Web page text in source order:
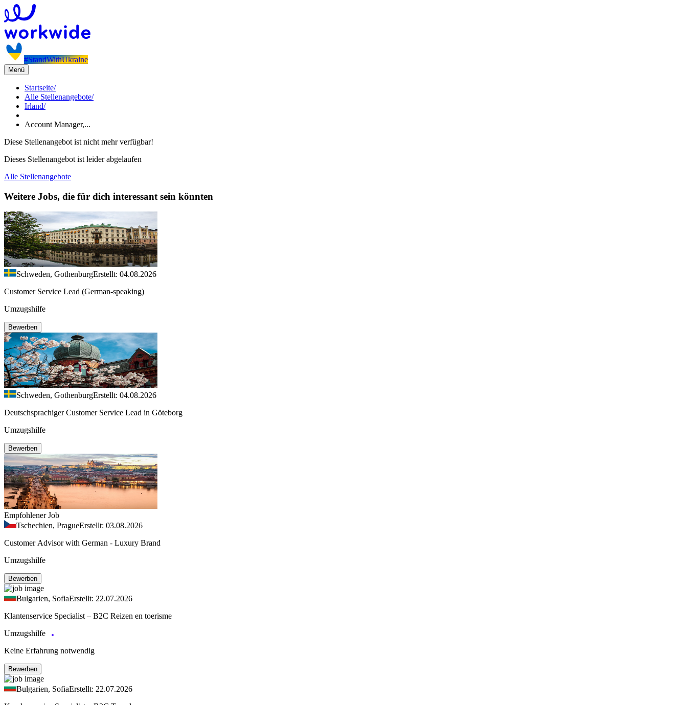
#StandWithUkraine
Menü
Startseite/
Alle Stellenangebote/
Irland/
Account Manager,...
Diese Stellenangebot ist nicht mehr verfügbar!
Dieses Stellenangebot ist leider abgelaufen
Alle Stellenangebote
Weitere Jobs, die für dich interessant sein könnten
Schweden, GothenburgErstellt: 04.08.2026
Customer Service Lead (German-speaking)
Umzugshilfe
Bewerben
Schweden, GothenburgErstellt: 04.08.2026
Deutschsprachiger Customer Service Lead in Göteborg
Umzugshilfe
Bewerben
Empfohlener Job
Tschechien, PragueErstellt: 03.08.2026
Customer Advisor with German - Luxury Brand
Umzugshilfe
Bewerben
Bulgarien, SofiaErstellt: 22.07.2026
Klantenservice Specialist – B2C Reizen en toerisme
Umzugshilfe
Keine Erfahrung notwendig
Bewerben
Bulgarien, SofiaErstellt: 22.07.2026